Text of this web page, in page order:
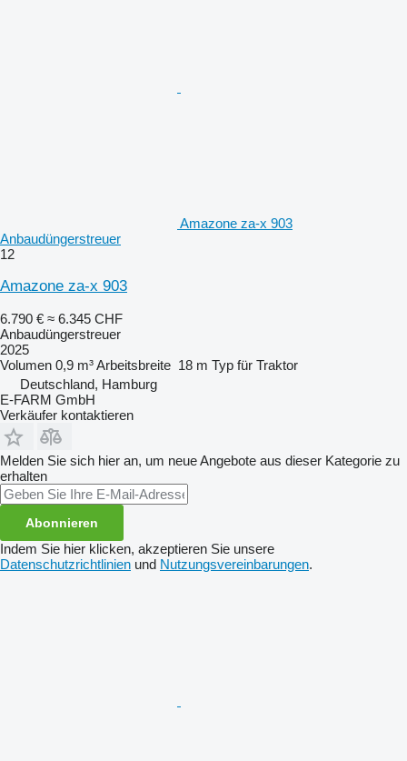
Amazone za-x 903
Anbaudüngerstreuer
12
Amazone za-x 903
6.790 € ≈ 6.345 CHF
Anbaudüngerstreuer
2025
Volumen 0,9 m³Arbeitsbreite 18 m Typ für Traktor
Deutschland, Hamburg
E-FARM GmbH
Verkäufer kontaktieren
Melden Sie sich hier an, um neue Angebote aus dieser Kategorie zu
erhalten
Abonnieren
Indem Sie hier klicken, akzeptieren Sie unsere
Datenschutzrichtlinien und Nutzungsvereinbarungen.